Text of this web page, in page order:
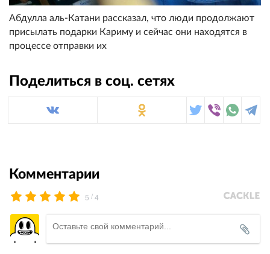
Абдулла аль-Катани рассказал, что люди продолжают
присылать подарки Кариму и сейчас они находятся в
процессе отправки их
Поделиться в соц. сетях
Комментарии
5 /4